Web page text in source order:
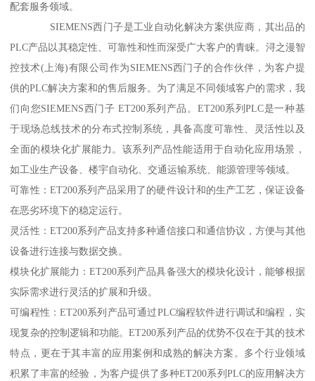
配套服务领域。
SIEMENS西门子是工业自动化解决方案供应商，其出品的
PLC产品以其稳定性、可靠性和性而深受广大客户的青睐。浔之漫智
控技术(上海)有限公司作为SIEMENS西门子的合作伙伴，为客户提
供的PLC解决方案和的售后服务。为了满足不同领域客户的需求，我
们向您SIEMENS西门子 ET200系列产品。ET200系列PLC是一种基
于现场总线技术的分布式控制系统，具备高度可靠性、灵活性以及
全面的模块化扩展能力。该系列产品性能适用于自动化应用场景，
如工业生产设备、楼宇自动化、交通运输系统、能源管理等领域。
可靠性：ET200系列产品采用了的硬件设计和的生产工艺，保证设备
在恶劣环境下的稳定运行。
灵活性：ET200系列产品支持多种通信接口和通信协议，方便与其他
设备进行连接与数据交换。
模块化扩展能力：ET200系列产品具备强大的模块化设计，能够根据
实际需求进行灵活的扩展和升级。
可编程性：ET200系列产品可通过PLC编程软件进行调试和编程，实
现复杂的控制逻辑和功能。ET200系列产品的优势不仅在于其的技术
特点，更在于其丰富的应用案例和成熟的解决方案。多个行业领域
积累了丰富的经验，为客户提供了多种ET200系列PLC的应用解决方